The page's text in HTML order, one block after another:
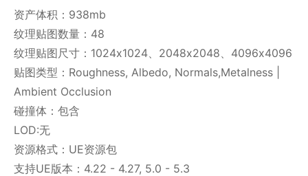
资产体积：938mb
纹理贴图数量：48
纹理贴图尺寸：1024x1024、2048x2048、4096x4096
贴图类型：Roughness, Albedo, Normals,Metalness |
Ambient Occlusion
碰撞体：包含
LOD:无
资源格式：UE资源包
支持UE版本：4.22 - 4.27, 5.0 - 5.3